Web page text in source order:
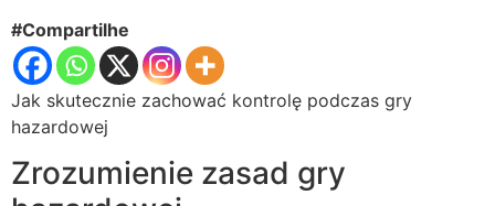
#Compartilhe
Jak skutecznie zachować kontrolę podczas gry
hazardowej
Zrozumienie zasad gry